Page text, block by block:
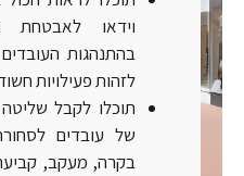
וידאו
בהתנהגות
לזהות פעילויות
תוכלו לקבל
של עובדים
בקרה, מעקב, קביעת